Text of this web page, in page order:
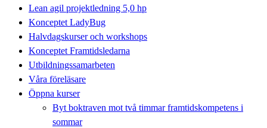
Lean agil projektledning 5,0 hp
Konceptet LadyBug
Halvdagskurser och workshops
Konceptet Framtidsledarna
Utbildningssamarbeten
Våra föreläsare
Öppna kurser
Byt boktraven mot två timmar framtidskompetens i
sommar